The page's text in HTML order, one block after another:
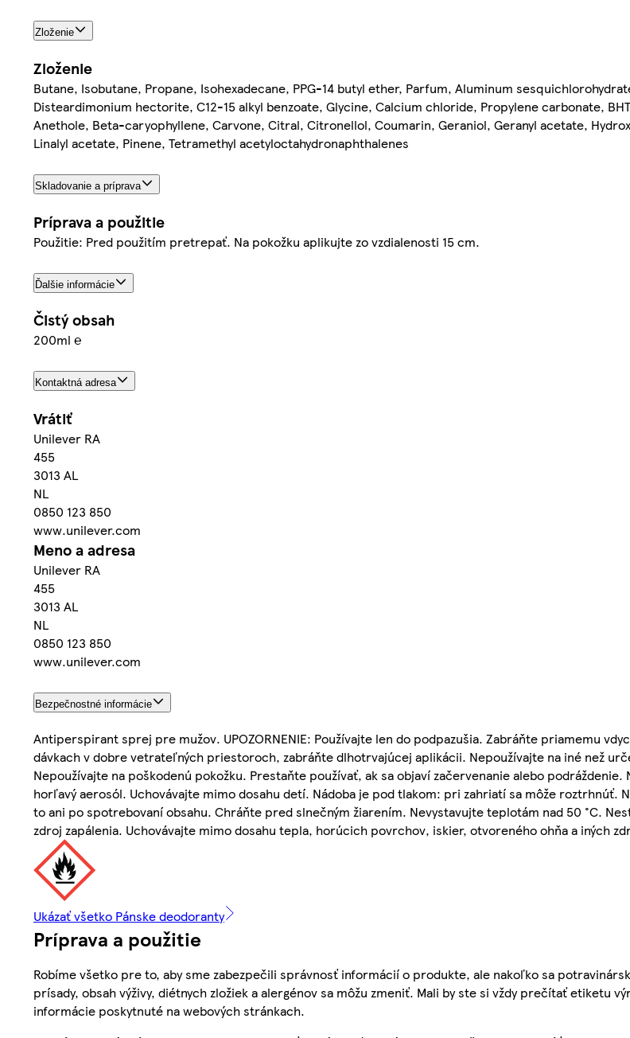
Zloženie
Zloženie
Butane, Isobutane, Propane, Isohexadecane, PPG-14 butyl ether, Parfum, Aluminum
Disteardimonium hectorite, C12-15 alkyl benzoate, Glycine, Calcium chloride, Propylene carbonate,
Anethole, Beta-caryophyllene, Carvone, Citral, Citronellol, Coumarin, Geraniol, Geranyl acetate,
Linalyl acetate, Pinene, Tetramethyl acetyloctahydronaphthalenes
Skladovanie a príprava
Príprava a použitie
Použitie: Pred použitím pretrepať. Na pokožku aplikujte zo vzdialenosti 15 cm.
Ďalšie informácie
Čistý obsah
200ml ℮
Kontaktná adresa
Vrátiť
Unilever RA
455
3013 AL
NL
0850 123 850
www.unilever.com
Meno a adresa
Unilever RA
455
3013 AL
NL
0850 123 850
www.unilever.com
Bezpečnostné informácie
Antiperspirant sprej pre mužov. UPOZORNENIE: Používajte len do podpazušia. Zabráňte priamemu
dávkach v dobre vetrateľných priestoroch, zabráňte dlhotrvajúcej aplikácii. Nepoužívajte na iné než
Nepoužívajte na poškodenú pokožku. Prestaňte používať, ak sa objaví začervenanie alebo podráždenie.
horľavý aerosól. Uchovávajte mimo dosahu detí. Nádoba je pod tlakom: pri zahriatí sa môže roztrhnúť.
to ani po spotrebovaní obsahu. Chráňte pred slnečným žiarením. Nevystavujte teplotám nad 50 °C.
zdroj zapálenia. Uchovávajte mimo dosahu tepla, horúcich povrchov, iskier, otvoreného ohňa a iných
Ukázať všetko Pánske deodoranty
Príprava a použitie
Robíme všetko pre to, aby sme zabezpečili správnosť informácií o produkte, ale nakoľko sa
prísady, obsah výživy, diétnych zložiek a alergénov sa môžu zmeniť. Mali by ste si vždy prečítať etiketu
informácie poskytnuté na webových stránkach.